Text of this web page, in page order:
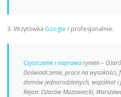
3. Wizytówka Google / profesjonalnie:
Czyszczenie i naprawarynien –
Doświadczenie, prace na wysokości,
domów jednorodzinnych, wspólnot i
Rejon: Ożarów Mazowiecki,